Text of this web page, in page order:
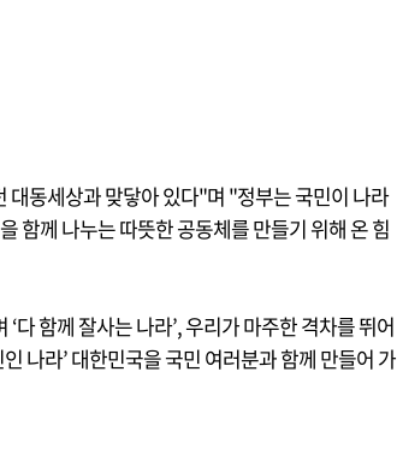
동세상과 맞닿아 있다"며 "정부는 국민이 나라
함께 나누는 따뜻한 공동체를 만들기 위해 온 힘
다 함께 잘사는 나라’, 우리가 마주한 격차를 뛰어
나라’ 대한민국을 국민 여러분과 함께 만들어 가